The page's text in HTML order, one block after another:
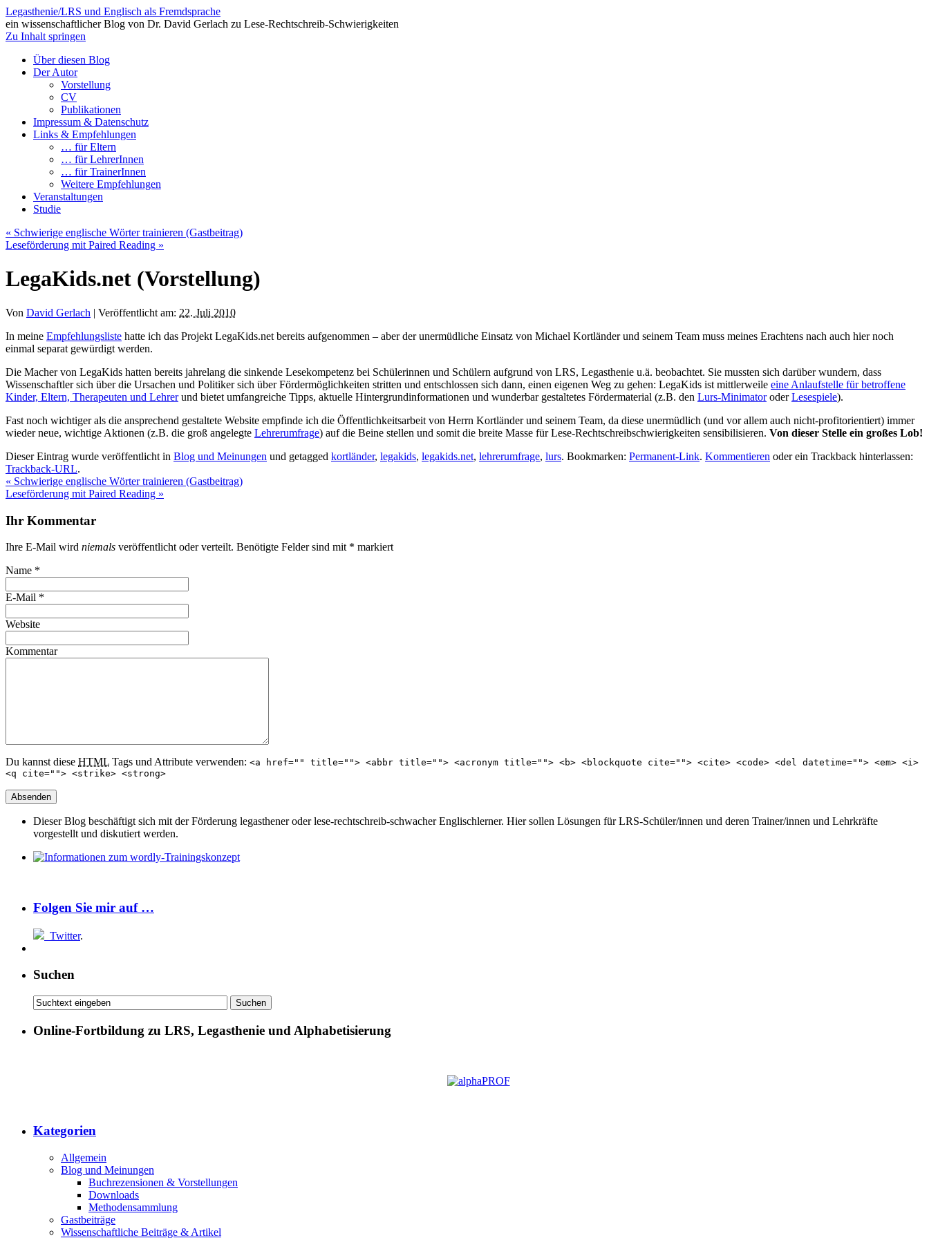
Legasthenie/LRS und Englisch als Fremdsprache
ein wissenschaftlicher Blog von Dr. David Gerlach zu Lese-Rechtschreib-Schwierigkeiten
Zu Inhalt springen
Über diesen Blog
Der Autor
Vorstellung
CV
Publikationen
Impressum & Datenschutz
Links & Empfehlungen
… für Eltern
… für LehrerInnen
… für TrainerInnen
Weitere Empfehlungen
Veranstaltungen
Studie
« Schwierige englische Wörter trainieren (Gastbeitrag)
Leseförderung mit Paired Reading »
LegaKids.net (Vorstellung)
Von David Gerlach | Veröffentlicht am: 22. Juli 2010
In meine Empfehlungsliste hatte ich das Projekt LegaKids.net bereits aufgenommen – aber der unermüdliche Einsatz von Michael Kortländer und seinem Team muss meines Erachtens nach auch hier noch
einmal separat gewürdigt werden.
Die Macher von LegaKids hatten bereits jahrelang die sinkende Lesekompetenz bei Schülerinnen und Schülern aufgrund von LRS, Legasthenie u.ä. beobachtet. Sie mussten sich darüber wundern, dass
Wissenschaftler sich über die Ursachen und Politiker sich über Fördermöglichkeiten stritten und entschlossen sich dann, einen eigenen Weg zu gehen: LegaKids ist mittlerweile eine Anlaufstelle für betroffene
Kinder, Eltern, Therapeuten und Lehrerund bietet umfangreiche Tipps, aktuelle Hintergrundinformationen und wunderbar gestaltetes Fördermaterial (z.B. den Lurs-MinimatoroderLesespiele).
Fast noch wichtiger als die ansprechend gestaltete Website empfinde ich die Öffentlichkeitsarbeit von Herrn Kortländer und seinem Team, da diese unermüdlich (und vor allem auch nicht-profitorientiert) immer
wieder neue, wichtige Aktionen (z.B. die groß angelegte Lehrerumfrage) auf die Beine stellen und somit die breite Masse für Lese-Rechtschreibschwierigkeiten sensibilisieren. Von dieser Stelle ein großes Lob!
Dieser Eintrag wurde veröffentlicht in Blog und Meinungen und getagged kortländer, legakids, legakids.net, lehrerumfrage, lurs. Bookmarken: Permanent-Link. Kommentieren oder ein Trackback hinterlassen:
Trackback-URL.
« Schwierige englische Wörter trainieren (Gastbeitrag)
Leseförderung mit Paired Reading »
Ihr Kommentar
Ihre E-Mail wird niemals veröffentlicht oder verteilt. Benötigte Felder sind mit * markiert
Name *
E-Mail *
Website
Kommentar
Du kannst diese HTML Tags und Attribute verwenden: <a href="" title=""> <abbr title=""> <acronym title=""> <b> <blockquote cite=""> <cite> <code> <del datetime=""> <em> <i>
<q cite=""> <strike> <strong>
Dieser Blog beschäftigt sich mit der Förderung legasthener oder lese-rechtschreib-schwacher Englischlerner. Hier sollen Lösungen für LRS-Schüler/innen und deren Trainer/innen und Lehrkräfte
vorgestellt und diskutiert werden.
Folgen Sie mir auf …
Twitter.
Suchen
Online-Fortbildung zu LRS, Legasthenie und Alphabetisierung
Kategorien
Allgemein
Blog und Meinungen
Buchrezensionen & Vorstellungen
Downloads
Methodensammlung
Gastbeiträge
Wissenschaftliche Beiträge & Artikel